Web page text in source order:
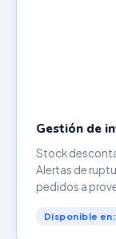
Gestión de
Stock
Alertas de
pedidos a
Disponible